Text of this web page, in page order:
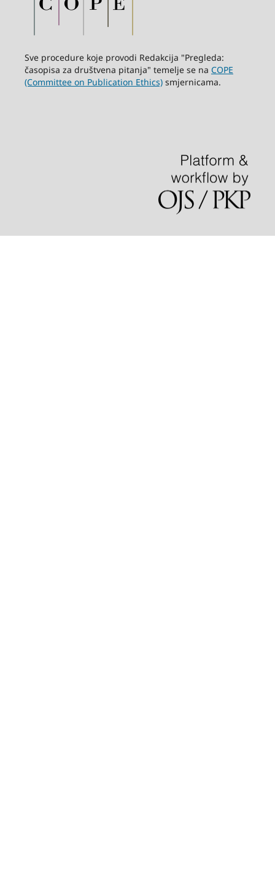
Sve procedure koje provodi Redakcija "Pregleda:
časopisa za društvena pitanja" temelje se na COPE
(Committee on Publication Ethics)smjernicama.